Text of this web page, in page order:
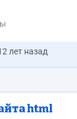
#/
как нужно
лет назад
html